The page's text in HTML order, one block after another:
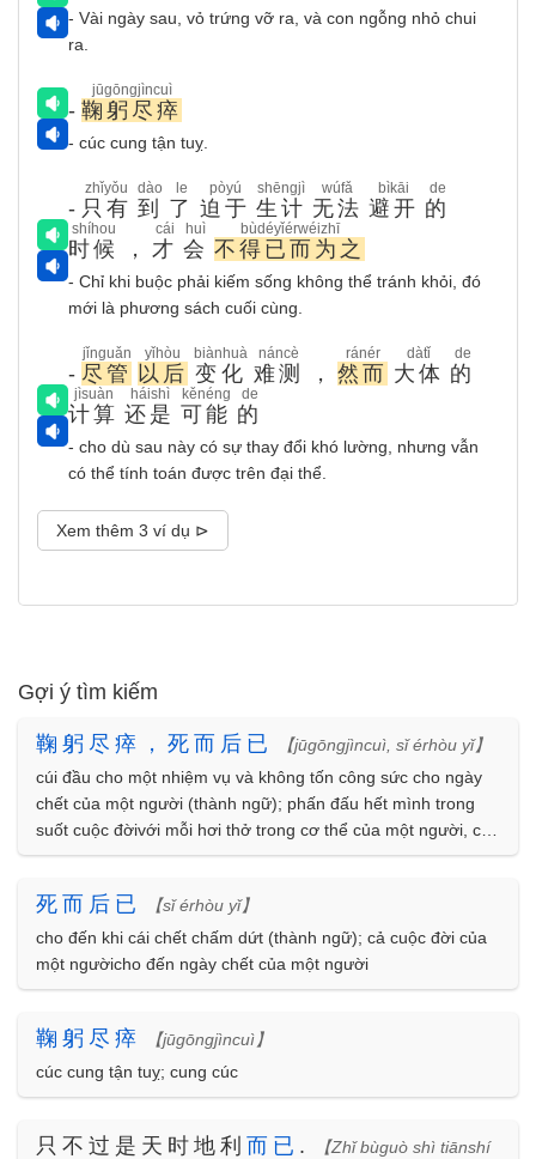
- Vài ngày sau, vỏ trứng vỡ ra, và con ngỗng nhỏ chui
ra.
- 鞠躬尽瘁
jūgōngjìncuì
- cúc cung tận tuỵ.
- 只有
zhǐyǒu
到
dào
了
le
迫于
pòyú
生计
shēngjì
无法
wúfǎ
避开
bìkāi
的
de
时候
shíhou
， 才
cái
会
huì
不得已而为之
bùdéyǐérwéizhī
- Chỉ khi buộc phải kiếm sống không thể tránh khỏi, đó
mới là phương sách cuối cùng.
- 尽管
jǐnguǎn
以后
yǐhòu
变化
biànhuà
难测
náncè
， 然而
ránér
大体
dàtǐ
的
de
计算
jìsuàn
还是
háishì
可能
kěnéng
的
de
- cho dù sau này có sự thay đổi khó lường, nhưng vẫn
có thể tính toán được trên đại thể.
Xem thêm 3 ví dụ ⊳
Gợi ý tìm kiếm
鞠 躬 尽 瘁 ， 死 而 后 已
【jūgōngjìncuì, sǐ érhòu yǐ】
cúi đầu cho một nhiệm vụ và không tốn công sức cho ngày
chết của một người (thành ngữ); phấn đấu hết mình trong
suốt cuộc đờivới mỗi hơi thở trong cơ thể của một người, cho
đến ngày chết của một người
死 而 后 已
【sǐ érhòu yǐ】
cho đến khi cái chết chấm dứt (thành ngữ); cả cuộc đời của
một ngườicho đến ngày chết của một người
鞠 躬 尽 瘁
【jūgōngjìncuì】
cúc cung tận tuỵ; cung cúc
只不过是天时地利 而 已 . 【Zhǐ bùguò shì tiānshí